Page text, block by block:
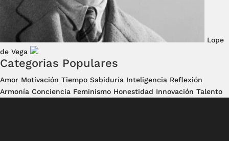
Lope
de Vega
Categorias Populares
Amor Motivación Tiempo Sabiduría Inteligencia Reflexión
Armonía Conciencia Feminismo Honestidad Innovación Talento